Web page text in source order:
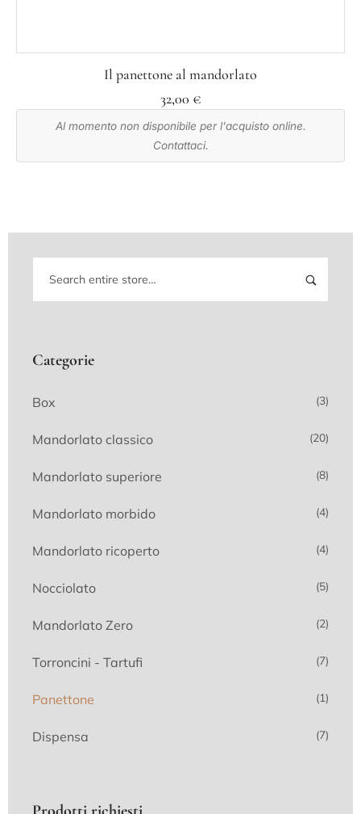
Categorie
Box (3)
Mandorlato classico (20)
Mandorlato superiore (8)
Mandorlato morbido (4)
Mandorlato ricoperto (4)
Nocciolato (5)
Mandorlato Zero (2)
Torroncini - Tartufi (7)
Panettone (1)
Dispensa (7)
Il panettone al mandorlato
32,00 €
Al momento non disponibile per l'acquisto online.
Contattaci.